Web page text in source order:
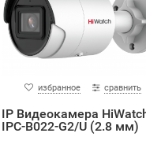
избранное сравнить
IP Видеокамера
IPC-B022-G2/U (2.8 мм)